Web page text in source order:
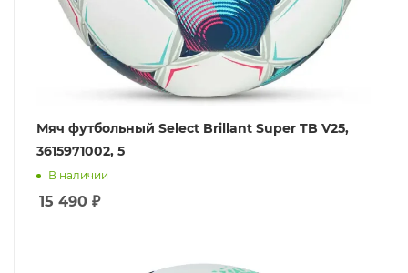
Мяч футбольный Select Brillant Super TB V25,
3615971002, 5
В наличии
15 490 ₽